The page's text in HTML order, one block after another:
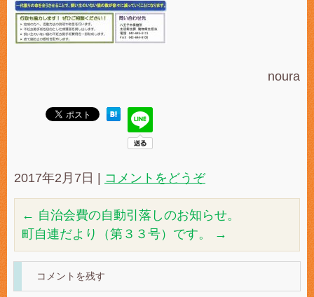
noura
2017年2月7日 コメントをどうぞ
← 自治会費の自動引落しのお知らせ。
町自連だより（第３３号）です。
→
コメントを残す